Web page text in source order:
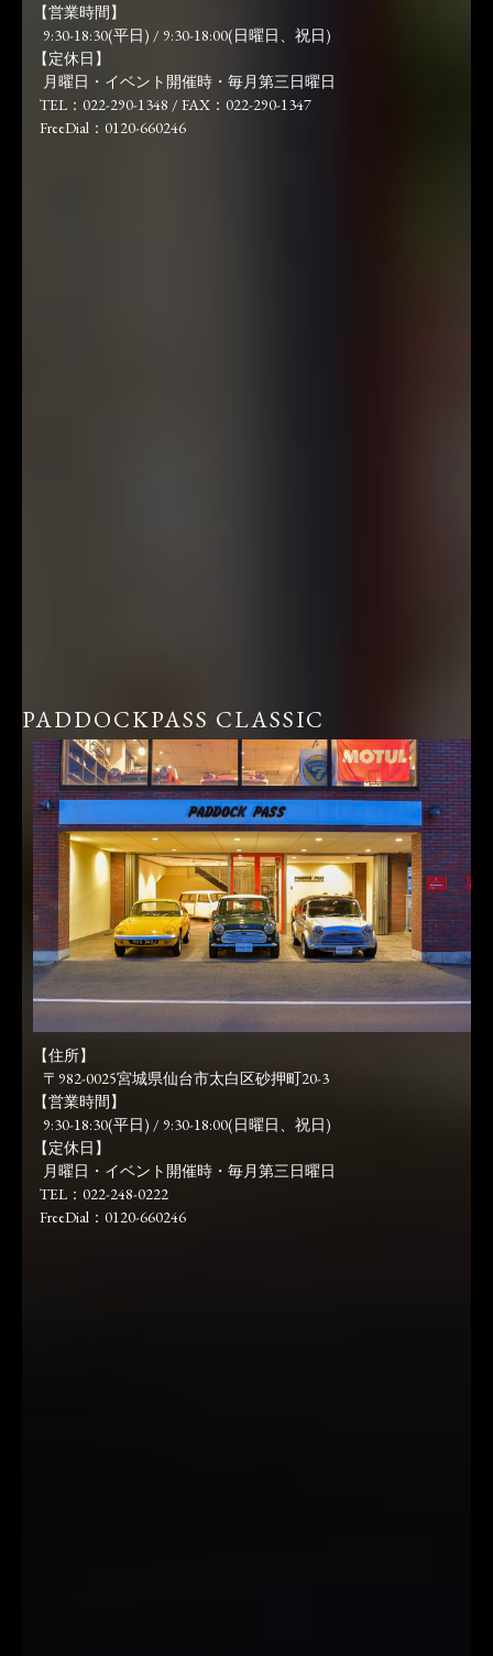
【営業時間】
9:30-18:30(平日) / 9:30-18:00(日曜日、祝日)
【定休日】
月曜日・イベント開催時・毎月第三日曜日
TEL：022-290-1348 / FAX：022-290-1347
FreeDial：0120-660246
PADDOCKPASS CLASSIC
【住所】
〒982-0025宮城県仙台市太白区砂押町20-3
【営業時間】
9:30-18:30(平日) / 9:30-18:00(日曜日、祝日)
【定休日】
月曜日・イベント開催時・毎月第三日曜日
TEL：022-248-0222
FreeDial：0120-660246